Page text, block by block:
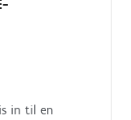
in til en